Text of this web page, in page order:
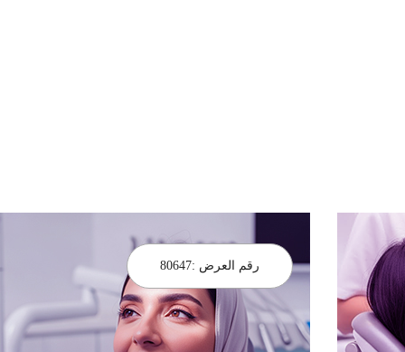
رقم العرض :80647